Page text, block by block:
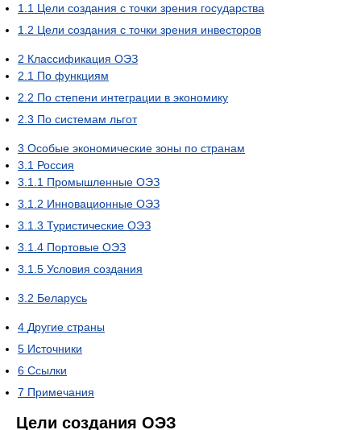
1.1 Цели создания с точки зрения государства
1.2 Цели создания с точки зрения инвесторов
2 Классификация ОЭЗ
2.1 По функциям
2.2 По степени интеграции в экономику
2.3 По системам льгот
3 Особые экономические зоны по странам
3.1 Россия
3.1.1 Промышленные ОЭЗ
3.1.2 Инновационные ОЭЗ
3.1.3 Туристические ОЭЗ
3.1.4 Портовые ОЭЗ
3.1.5 Условия создания
3.2 Беларусь
4 Другие страны
5 Источники
6 Ссылки
7 Примечания
Цели создания ОЭЗ